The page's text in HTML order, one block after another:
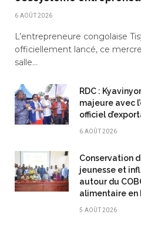
6 AOÛT 2026
L’entrepreneure congolaise
officiellement lancé, ce
salle…
RDC :
majeure avec
officiel
6 AOÛT 2026
Conservation
jeunesse et
autour du
alimentaire en
5 AOÛT 2026